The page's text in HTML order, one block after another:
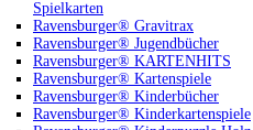
Spielkarten
Ravensburger® Gravitrax
Ravensburger® Jugendbücher
Ravensburger® KARTENHITS
Ravensburger® Kartenspiele
Ravensburger® Kinderbücher
Ravensburger® Kinderkartenspiele